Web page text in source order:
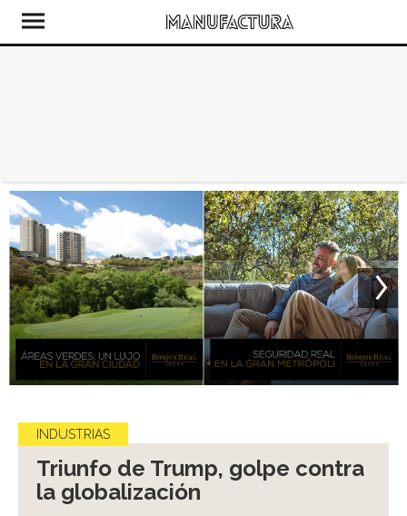
INDUSTRIAS
Triunfo de Trump, golpe contra
la globalización